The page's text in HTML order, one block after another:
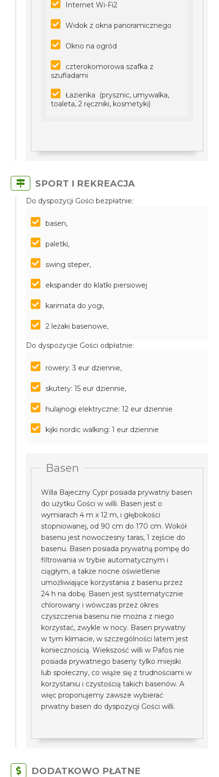
Internet Wi-Fi2
Widok z okna panoramicznego
Okno na ogród
czterokomorowa szafka z
szufladami
Łazienka (prysznic, umywalka,
toaleta, 2 ręczniki, kosmetyki)
SPORT I REKREACJA
Do dyspozycji Gości bezpłatnie:
basen,
paletki,
swing steper,
ekspander do klatki piersiowej
karimata do yogi,
2 leżaki basenowe,
Do dyspozycjie Gości odpłatnie:
rowery: 3 eur dziennie,
skutery: 15 eur dziennie,
hulajnogi elektryczne: 12 eur dziennie
kijki nordic walking: 1 eur dziennie
Basen
Willa Bajeczny Cypr posiada prywatny basen
do użytku Gości w willi. Basen jest o
wymiarach 4 m x 12 m, i głębokości
stopniowanej, od 90 cm do 170 cm. Wokół
basenu jest nowoczesny taras, 1 zejście do
basenu. Basen posiada prywatną pompę do
filtrowania w trybie automatycznym i
ciągłym, a także nocne oświetlenie
umożliwiające korzystania z basenu przez
24 h na dobę. Basen jest systtematycznie
chlorowany i wówczas przez okres
czyszczenia basenu nie można z niego
korzystać, zwykle w nocy. Basen prywatny
w tym klimacie, w szczególności latem jest
koniecznością. Wiekszość willi w Pafos nie
posiada prywatnego baseny tylko miejski
lub społeczny, co wiąże się z trudnościami w
korzystaniu i czystością takich basenów. A
więc proponujemy zawsze wybierać
prwatny basen do dyspozycji Gości willi.
DODATKOWO PŁATNE